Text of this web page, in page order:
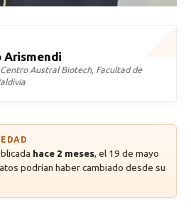
Arismendi
Austral Biotech, Facultad de
hace 2 meses, el 19 de mayo
podrían haber cambiado desde su